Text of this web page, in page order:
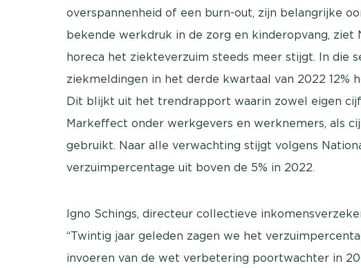
overspannenheid of een burn-out, zijn belangrijke
bekende werkdruk in de zorg en kinderopvang, ziet
horeca het ziekteverzuim steeds meer stijgt. In die
ziekmeldingen in het derde kwartaal van 2022 12%
Dit blijkt uit het trendrapport waarin zowel eigen
Markeffect onder werkgevers en werknemers, als
gebruikt. Naar alle verwachting stijgt volgens
verzuimpercentage uit boven de 5% in 2022.
Igno Schings, directeur collectieve
“Twintig jaar geleden zagen we het
invoeren van de wet verbetering poortwachter in